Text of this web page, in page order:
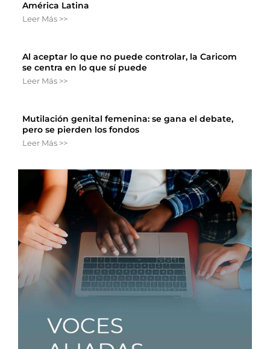
América Latina
Leer Más >>
Al aceptar lo que no puede controlar, la Caricom
se centra en lo que sí puede
Leer Más >>
Mutilación genital femenina: se gana el debate,
pero se pierden los fondos
Leer Más >>